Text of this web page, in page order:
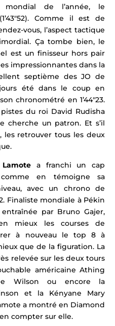
de l’année, le
Comme il est de
vous, l’aspect tactique
Ça tombe bien, le
est un finisseur hors pair
impressionnantes dans la
septième des JO de
été dans le coup en
chronométré en 1’44″23.
du roi David Rudisha
cherche un patron. Et s’il
les retrouver tous les deux
a franchi un cap
en témoigne sa
avec un chrono de
Finaliste mondiale à Pékin
par Bruno Gajer,
mieux les courses de
à nouveau le top 8 à
que de la figuration. La
relevée sur les deux tours
américaine Athing
Wilsonou encore la
et la Kényane Mary
a montré en Diamond
compter sur elle.